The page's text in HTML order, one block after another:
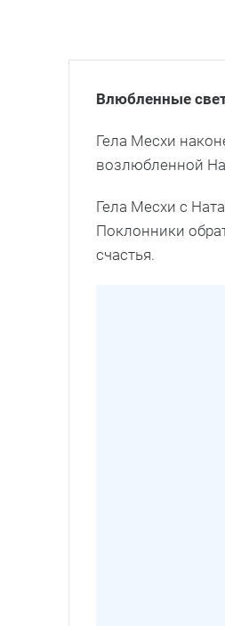
Влюбленные
Гела Месхи
возлюбленной
Гела Месхи с
Поклонники
счастья.